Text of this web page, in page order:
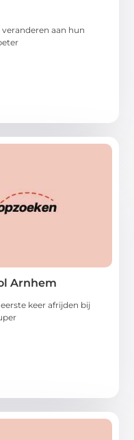
aan hun
Arnhem
keer afrijden bij